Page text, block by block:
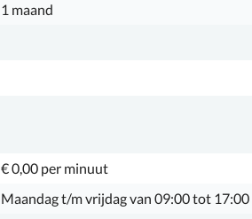
1 maand
€ 0,00 per minuut
Maandag t/m vrijdag van 09:00 tot